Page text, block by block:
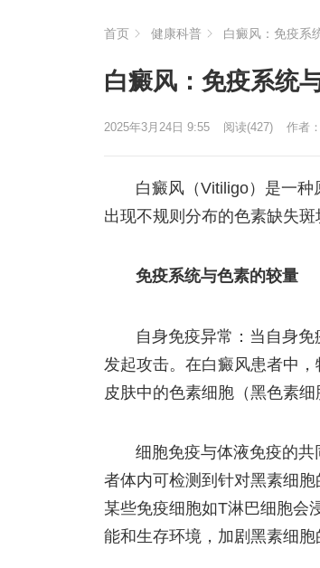
首页 健康科普 白癜风：免疫系
白癜风：免疫系统
作者
2025年3月24日 9:55 阅读(427)
白癜风（Vitiligo）是一
出现不规则分布的色素缺失
免疫系统与色素的较量
自身免疫异常：当自身
发起攻击。在白癜风患者中
皮肤中的色素细胞（黑色素细
细胞免疫与体液免疫的
者体内可检测到针对黑素细
某些免疫细胞如T淋巴细胞会
能和生存环境，加剧黑素细胞